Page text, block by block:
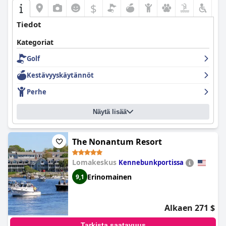
$
Tiedot
Kategoriat
Golf
Kestävyyskäytännöt
Perhe
Näytä lisää
The Nonantum Resort
Lomakeskus Kennebunkportissa
9,1 Erinomainen
Alkaen 271 $